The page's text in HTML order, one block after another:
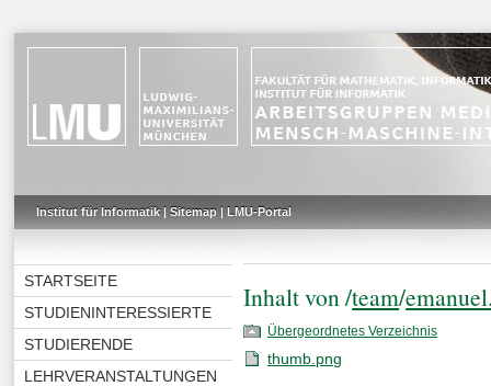
Institut für Informatik| Sitemap| LMU-Portal
STARTSEITE
STUDIENINTERESSIERTE
STUDIERENDE
LEHRVERANSTALTUNGEN
Inhalt von /team/
Übergeordnetes Verzeichnis
thumb.png